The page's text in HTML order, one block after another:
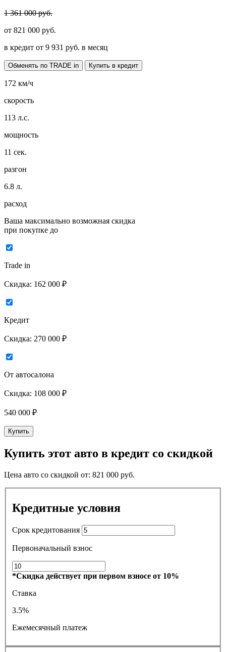
1 361 000 руб.
от 821 000 руб.
в кредит от 9 931 руб. в месяц
Обменять по TRADE in Купить в кредит
172 км/ч
скорость
113 л.с.
мощность
11 сек.
разгон
6.8 л.
расход
Ваша максимально возможная скидка
при покупке до
Trade in
Скидка: 162 000 ₽
Кредит
Скидка: 270 000 ₽
От автосалона
Скидка: 108 000 ₽
540 000 ₽
Купить
Купить этот авто в кредит со скидкой
Цена авто со скидкой от: 821 000 руб.
Кредитные условия
Срок кредитования
Первоначальный взнос
*Скидка действует при первом взносе от 10%
Ставка
3.5%
Ежемесячный платеж